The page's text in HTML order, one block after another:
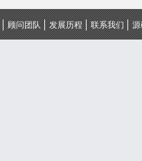
顾问团队 发展历程 联系我们